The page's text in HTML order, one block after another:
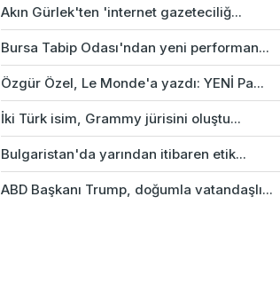
Akın Gürlek'ten 'internet gazeteciliğ...
Bursa Tabip Odası'ndan yeni performan...
Özgür Özel, Le Monde'a yazdı: YENİ Pa...
İki Türk isim, Grammy jürisini oluştu...
Bulgaristan'da yarından itibaren etik...
ABD Başkanı Trump, doğumla vatandaşlı...